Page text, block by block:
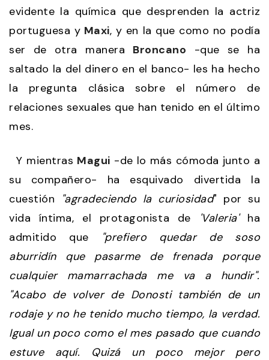
evidente la química que desprenden la actriz
portuguesa y Maxi, y en la que como no podía
ser de otra manera Broncano -que se ha
saltado la del dinero en el banco- les ha hecho
la pregunta clásica sobre el número de
relaciones sexuales que han tenido en el último
mes.
Y mientras Magui -de lo más cómoda junto a
su compañero- ha esquivado divertida la
cuestión
"agradeciendo la curiosidad" por su
vida íntima, el protagonista de 'Valeria'ha
admitido que
"prefiero quedar de soso
aburridín que pasarme de frenada porque
cualquier mamarrachada me va a hundir".
"Acabo de volver de Donosti también de un
rodaje y no he tenido mucho tiempo, la verdad.
Igual un poco como el mes pasado que cuando
estuve aquí. Quizá un poco mejor pero